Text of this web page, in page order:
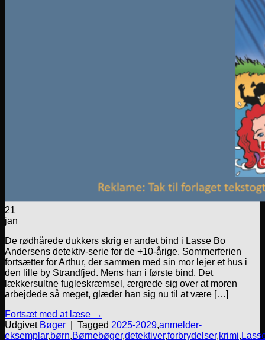
21
jan
De rødhårede dukkers skrig er andet bind i Lasse Bo
Andersens detektiv-serie for de +10-årige. Sommerferien
fortsætter for Arthur, der sammen med sin mor lejer et hus i
den lille by Strandfjed. Mens han i første bind, Det
lækkersultne fugleskræmsel, ærgrede sig over at moren
arbejdede så meget, glæder han sig nu til at være […]
Fortsæt med at læse →
Udgivet Bøger Tagged 2025-2029,anmelder-
eksemplar,børn,Børnebøger,detektiver,forbrydelser,krimi,